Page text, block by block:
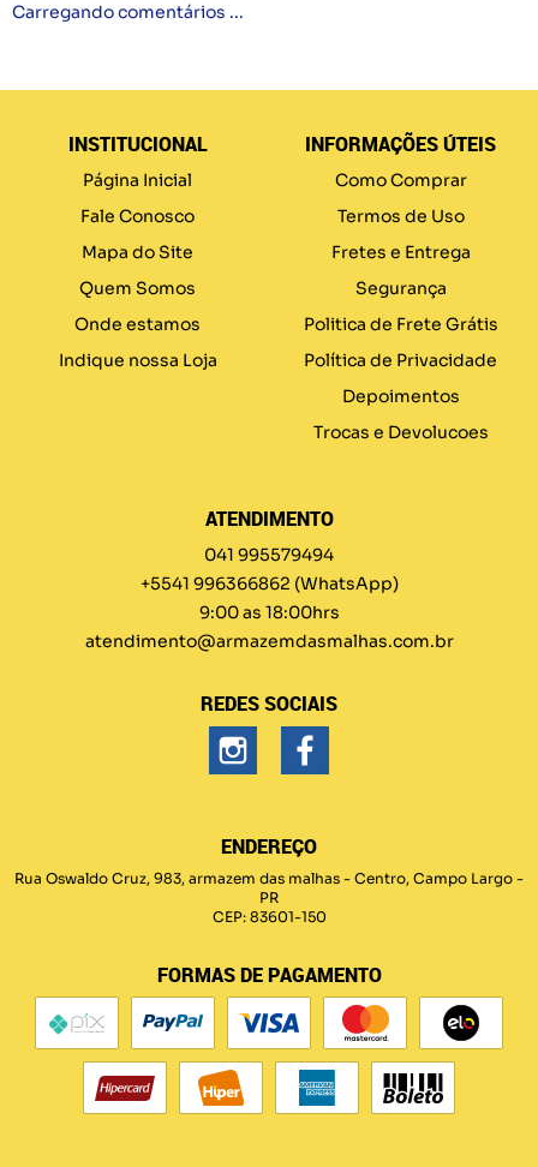
Carregando comentários ...
INSTITUCIONAL
Página Inicial
Fale Conosco
Mapa do Site
Quem Somos
Onde estamos
Indique nossa Loja
INFORMAÇÕES ÚTEIS
Como Comprar
Termos de Uso
Fretes e Entrega
Segurança
Politica de Frete Grátis
Política de Privacidade
Depoimentos
Trocas e Devolucoes
ATENDIMENTO
041 995579494
+5541 996366862 (WhatsApp)
9:00 as 18:00hrs
atendimento@armazemdasmalhas.com.br
REDES SOCIAIS
ENDEREÇO
Rua Oswaldo Cruz, 983, armazem das malhas - Centro, Campo Largo -
PR
CEP: 83601-150
FORMAS DE PAGAMENTO